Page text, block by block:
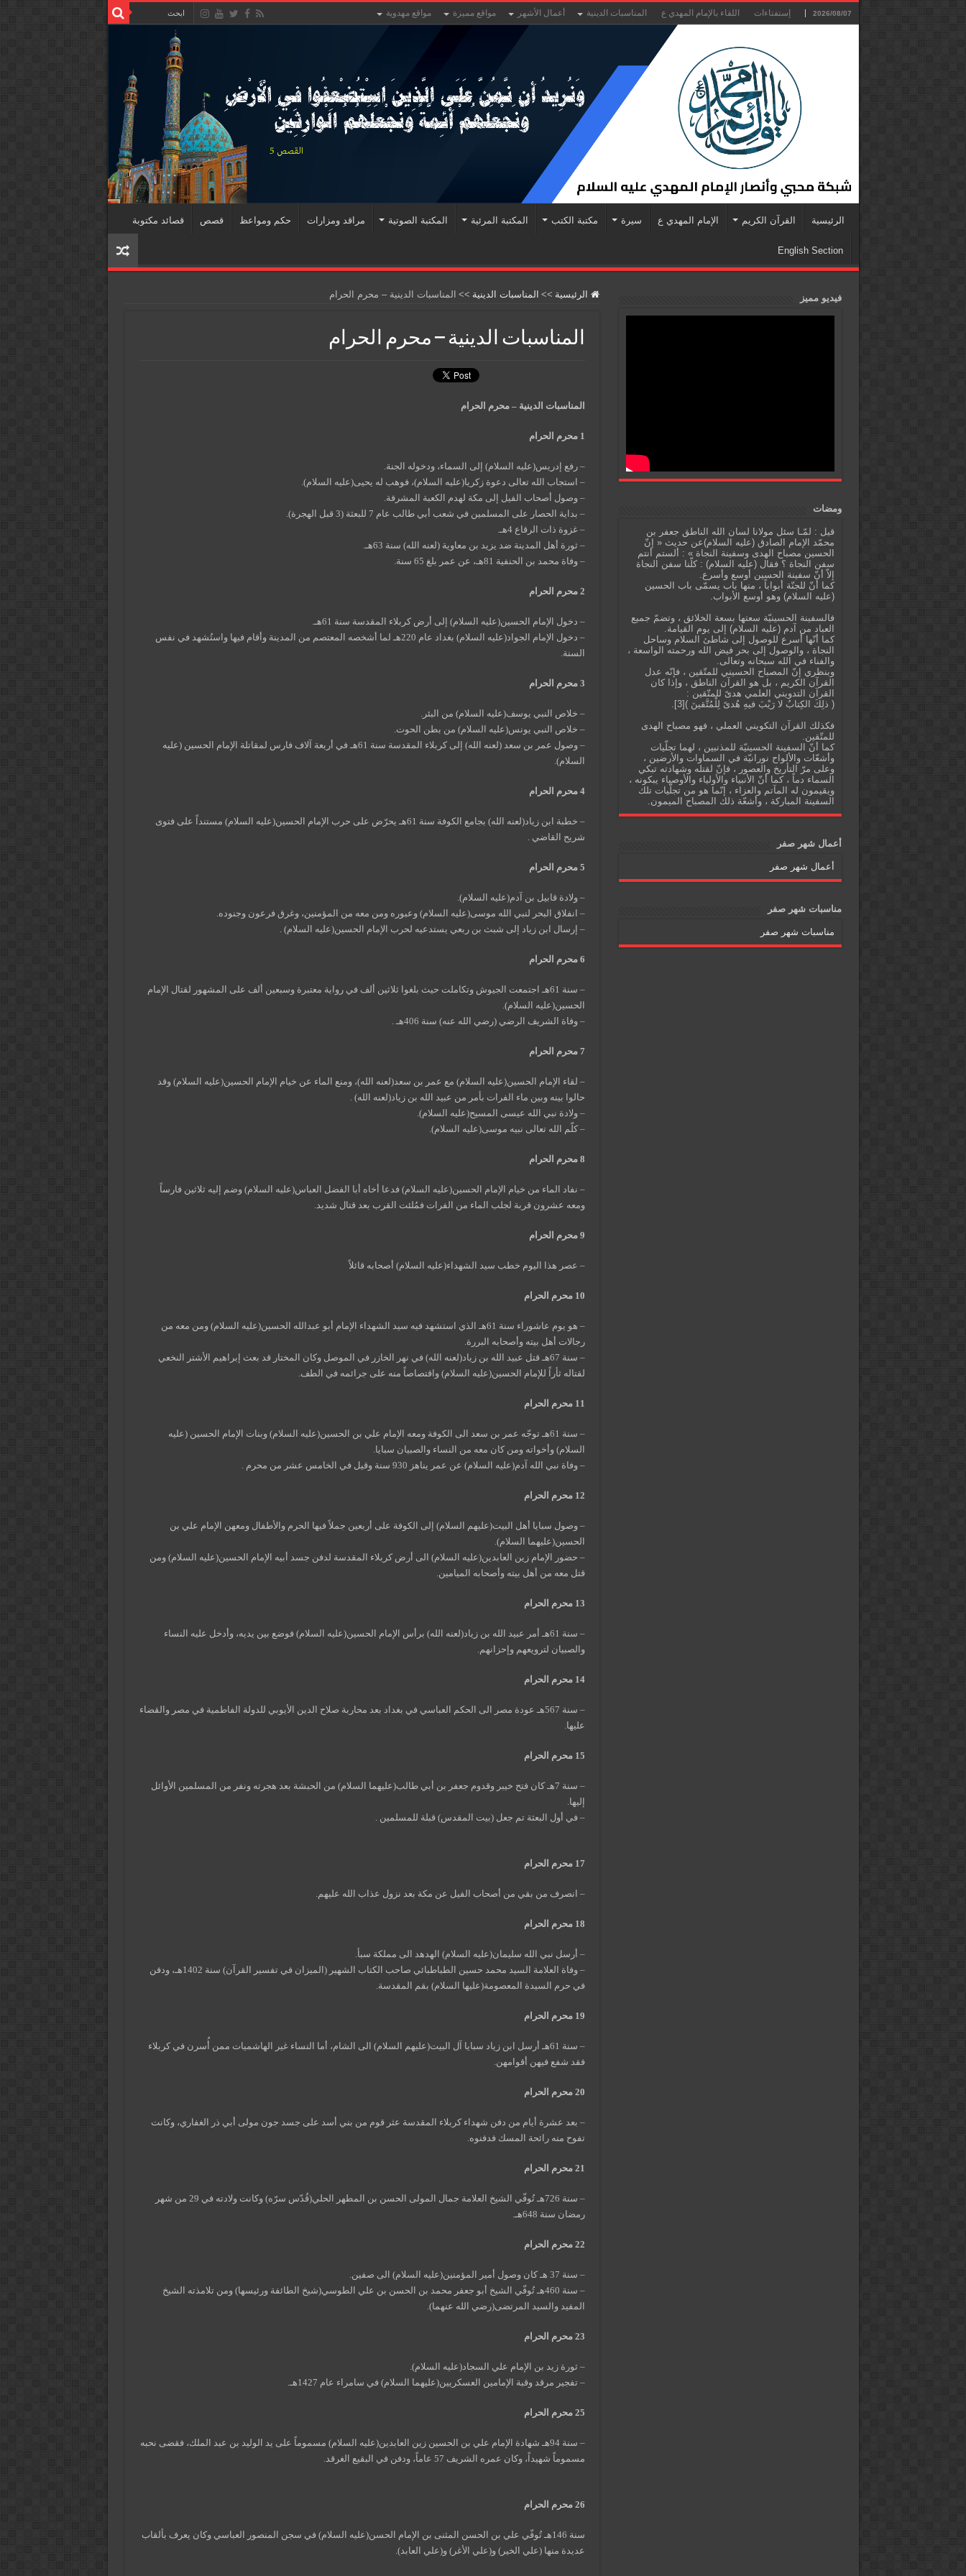
2026/08/07 إستفتاءات اللقاء بالإمام المهدي ع المناسبات الدينية أعمال الأشهر مواقع مميزة مواقع مهدوية
الرئيسية القرآن الكريم الإمام المهدي ع سيرة مكتبة الكتب المكتبة المرئية المكتبة الصوتية مراقد ومزارات حكم ومواعظ قصص قصائد مكتوبة
English Section
الرئيسية >> المناسبات الدينية >> المناسبات الدينية – محرم الحرام
المناسبات الدينية – محرم الحرام
المناسبات الدينية –محرم الحرام
1 محرم الحرام
– رفع إدريس(عليه السلام) إلى السماء، ودخوله الجنة.
– استجاب الله تعالى دعوة زكريا(عليه السلام)، فوهب له يحيى(عليه السلام).
– وصول أصحاب الفيل إلى مكة لهدم الكعبة المشرفة.
– بداية الحصار على المسلمين في شعب أبي طالب عام 7 للبعثة (3 قبل الهجرة).
– غزوة ذات الرقاع 4هـ.
– ثورة أهل المدينة ضد يزيد بن معاوية (لعنه الله) سنة 63هـ.
– وفاة محمد بن الحنفية 81هـ، عن عمر بلغ 65 سنة.
2 محرم الحرام
– دخول الإمام الحسين(عليه السلام) إلى أرض كربلاء المقدسة سنة 61هـ.
– دخول الإمام الجواد(عليه السلام) بغداد عام 220هـ لما أشخصه المعتصم من المدينة وأقام فيها واستُشهد في نفس
السنة.
3 محرم الحرام
– خلاص النبي يوسف(عليه السلام) من البئر.
– خلاص النبي يونس(عليه السلام) من بطن الحوت.
– وصول عمر بن سعد (لعنه الله) إلى كربلاء المقدسة سنة 61هـ في أربعة آلاف فارس لمقاتلة الإمام الحسين (عليه
السلام).
4 محرم الحرام
– خطبة ابن زياد(لعنه الله) بجامع الكوفة سنة 61هـ يحرّض على حرب الإمام الحسين(عليه السلام) مستنداً على فتوى
شريح القاضي .
5 محرم الحرام
– ولادة قابيل بن آدم(عليه السلام).
– انفلاق البحر لنبي الله موسى(عليه السلام) وعبوره ومن معه من المؤمنين، وغرق فرعون وجنوده.
– إرسال ابن زياد إلى شبث بن ربعي يستدعيه لحرب الإمام الحسين(عليه السلام) .
6 محرم الحرام
– سنة 61هـ اجتمعت الجيوش وتكاملت حيث بلغوا ثلاثين ألف في رواية معتبرة وسبعين ألف على المشهور لقتال الإمام
الحسين(عليه السلام).
– وفاة الشريف الرضي (رضي الله عنه) سنة 406هـ .
7 محرم الحرام
– لقاء الإمام الحسين(عليه السلام) مع عمر بن سعد(لعنه الله)، ومنع الماء عن خيام الإمام الحسين(عليه السلام) وقد
حالوا بينه وبين ماء الفرات بأمر من عبيد الله بن زياد(لعنه الله) .
– ولادة نبي الله عيسى المسيح(عليه السلام).
– كلّم الله تعالى نبيه موسى(عليه السلام).
8 محرم الحرام
– نفاد الماء من خيام الإمام الحسين(عليه السلام) فدعا أخاه أبا الفضل العباس(عليه السلام) وضم إليه ثلاثين فارساً
ومعه عشرون قربة لجلب الماء من الفرات فمُلئت القرب بعد قتال شديد.
9 محرم الحرام
– عصر هذا اليوم خطب سيد الشهداء(عليه السلام) أصحابه قائلاً
10 محرم الحرام
– هو يوم عاشوراء سنة 61هـ الذي استشهد فيه سيد الشهداء الإمام أبو عبدالله الحسين(عليه السلام) ومن معه من
رجالات أهل بيته وأصحابه البررة.
– سنة 67هـ قتل عبيد الله بن زياد(لعنه الله) في نهر الخازر في الموصل وكان المختار قد بعث إبراهيم الأشتر النخعي
لقتاله ثأراً للإمام الحسين(عليه السلام) واقتصاصاً منه على جرائمه في الطف.
11 محرم الحرام
– سنة 61هـ توجّه عمر بن سعد الى الكوفة ومعه الإمام علي بن الحسين(عليه السلام) وبنات الإمام الحسين (عليه
السلام) وأخواته ومن كان معه من النساء والصبيان سبايا.
– وفاة نبي الله آدم(عليه السلام) عن عمر يناهز 930 سنة وقيل في الخامس عشر من محرم .
12 محرم الحرام
– وصول سبايا أهل البيت(عليهم السلام) إلى الكوفة على أربعين جملاً فيها الحرم والأطفال ومعهن الإمام علي بن
الحسين(عليهما السلام).
– حضور الإمام زين العابدين(عليه السلام) الى أرض كربلاء المقدسة لدفن جسد أبيه الإمام الحسين(عليه السلام) ومن
قتل معه من أهل بيته وأصحابه الميامين.
13 محرم الحرام
– سنة 61هـ أمر عبيد الله بن زياد(لعنه الله) برأس الإمام الحسين(عليه السلام) فوضع بين يديه، وأدخل عليه النساء
والصبيان لترويعهم وإحزانهم.
14 محرم الحرام
– سنة 567هـ عودة مصر الى الحكم العباسي في بغداد بعد محاربة صلاح الدين الأيوبي للدولة الفاطمية في مصر والقضاء
عليها.
15 محرم الحرام
– سنة 7هـ كان فتح خيبر وقدوم جعفر بن أبي طالب(عليهما السلام) من الحبشة بعد هجرته ونفر من المسلمين الأوائل
إليها.
– في أول البعثة تم جعل (بيت المقدس) قبلة للمسلمين .
17 محرم الحرام
– انصرف من بقي من أصحاب الفيل عن مكة بعد نزول عذاب الله عليهم.
18 محرم الحرام
– أرسل نبي الله سليمان(عليه السلام) الهدهد الى مملكة سبأ.
– وفاة العلامة السيد محمد حسين الطباطبائي صاحب الكتاب الشهير (الميزان في تفسير القرآن) سنة 1402هـ، ودفن
في حرم السيدة المعصومة(عليها السلام) بقم المقدسة.
19 محرم الحرام
– سنة 61هـ أرسل ابن زياد سبايا آل البيت(عليهم السلام) الى الشام، أما النساء غير الهاشميات ممن أُسرن في كربلاء
فقد شفع فيهن أقوامهن.
20 محرم الحرام
– بعد عشرة أيام من دفن شهداء كربلاء المقدسة عثر قوم من بني أسد على جسد جون مولى أبي ذر الغفاري، وكانت
تفوح منه رائحة المسك فدفنوه.
21 محرم الحرام
– سنة 726هـ تُوفّي الشيخ العلامة جمال المولى الحسن بن المطهر الحلي(قُدّس سرّه) وكانت ولادته في 29 من شهر
رمضان سنة 648هـ.
22 محرم الحرام
– سنة 37 هـ كان وصول أمير المؤمنين(عليه السلام) الى صفين.
– سنة 460هـ تُوفّي الشيخ أبو جعفر محمد بن الحسن بن علي الطوسي(شيخ الطائفة ورئيسها) ومن تلامذته الشيخ
المفيد والسيد المرتضى(رضي الله عنهما).
23 محرم الحرام
– ثورة زيد بن الإمام علي السجاد(عليه السلام).
– تفجير مرقد وقبة الإمامين العسكريين(عليهما السلام) في سامراء عام 1427هـ.
25 محرم الحرام
– سنة 94هـ شهادة الإمام علي بن الحسين زين العابدين(عليه السلام) مسموماً على يد الوليد بن عبد الملك، فقضى نحبه
مسموماً شهيداً، وكان عمره الشريف 57 عاماً، ودفن في البقيع الغرقد.
26 محرم الحرام
سنة 146هـ تُوفّي علي بن الحسن المثنى بن الإمام الحسن(عليه السلام) في سجن المنصور العباسي وكان يعرف بألقاب
عديدة منها (علي الخير) و(علي الأغر) و(علي العابد).
فيديو مميز
ومضات
قيل : لمّـا سئل مولانا لسان الله الناطق جعفر بن
محمّد الإمام الصادق (عليه السلام)عن حديث « إنّ
الحسين مصباح الهدى وسفينة النجاة » : ألستم أنتم
سفن النجاة ؟ فقال (عليه السلام) : كلّنا سفن النجاة
إلاّ أنّ سفينة الحسين أوسع وأسرع.
كما أنّ للجنّة أبواباً ، منها باب يسمّى باب الحسين
(عليه السلام) وهو أوسع الأبواب.
فالسفينة الحسينيّة سعتها بسعة الخلائق ، وتضمّ جميع
العباد من آدم (عليه السلام) إلى يوم القيامة.
كما أنّها أسرع للوصول إلى شاطئ السلام وساحل
النجاة ، والوصول إلى بحر فيض الله ورحمته الواسعة ،
والفناء في الله سبحانه وتعالى.
وبنظري إنّ المصباح الحسيني للمتّقين ، فإنّه عدل
القرآن الكريم ، بل هو القرآن الناطق ، وإذا كان
القرآن التدويني العلمي هدىً للمتّقين :
( ذلِكَ الكِتابُ لا رَيْبَ فيهِ هُدىً لِلْمُتَّقينَ )[3].
فكذلك القرآن التكويني العملي ، فهو مصباح الهدى
للمتّقين.
كما أنّ السفينة الحسينيّة للمذنبين ، لهما تجلّيات
وأشعّات والألواح نورانيّة في السماوات والأرضين ،
وعلى مرّ التأريخ والعصور ، فإنّ لقتله وشهادته تبكي
السماء دماً ، كما أنّ الأنبياء والأولياء والأوصياء يبكونه ،
ويقيمون له المآتم والعزاء ، إنّما هو من تجلّيات تلك
السفينة المباركة ، وأشعّة ذلك المصباح الميمون.
أعمال شهر صفر
أعمال شهر صفر
مناسبات شهر صفر
مناسبات شهر صفر